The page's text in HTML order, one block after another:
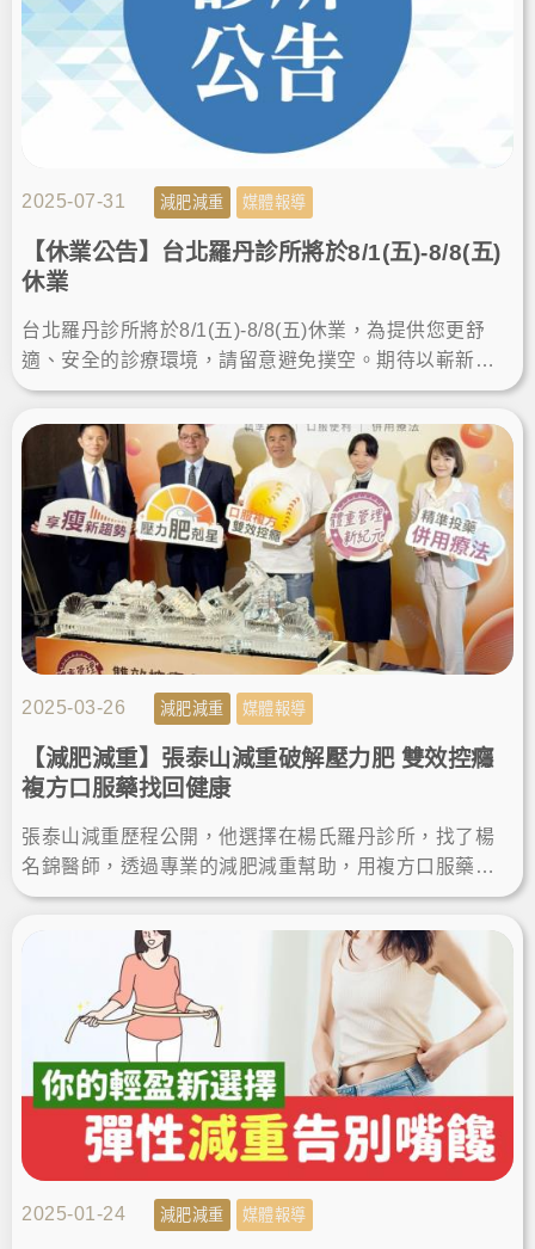
2025-07-31 減肥減重 媒體報導
【休業公告】台北羅丹診所將於8/1(五)-8/8(五)
休業
台北羅丹診所將於8/1(五)-8/8(五)休業，為提供您更舒
適、安全的診療環境，請留意避免撲空。期待以嶄新的
面貌，再次為您服務！感謝您的支持與體諒！
2025-03-26 減肥減重 媒體報導
【減肥減重】張泰山減重破解壓力肥 雙效控癮
複方口服藥找回健康
張泰山減重歷程公開，他選擇在楊氏羅丹診所，找了楊
名錦醫師，透過專業的減肥減重幫助，用複方口服藥雙
效控癮破解壓力肥胖，重新找回健康和活力，準備回到
森林王子的寶座！
2025-01-24 減肥減重 媒體報導